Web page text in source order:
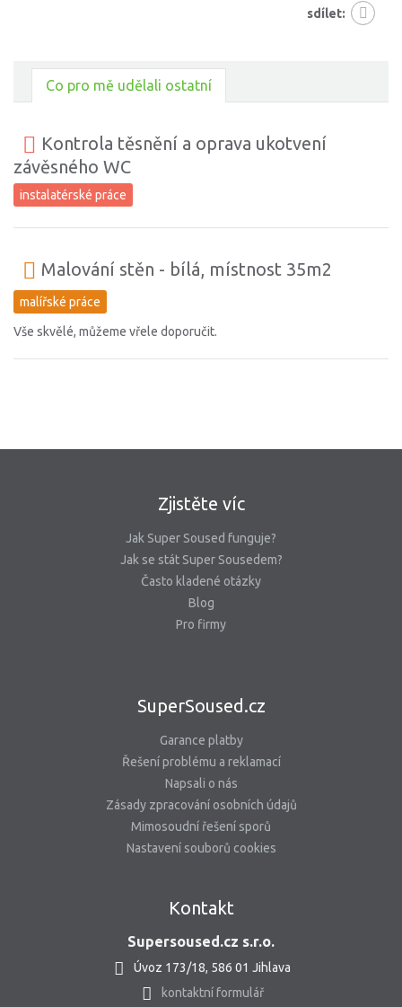
sdílet:
Co pro mě udělali ostatní
Kontrola těsnění a oprava ukotvení
závěsného WC
instalatérské práce
Malování stěn - bílá, místnost 35m2
malířské práce
Vše skvělé, můžeme vřele doporučit.
Zjistěte víc
Jak Super Soused funguje?
Jak se stát Super Sousedem?
Často kladené otázky
Blog
Pro firmy
SuperSoused.cz
Garance platby
Řešení problému a reklamací
Napsali o nás
Zásady zpracování osobních údajů
Mimosoudní řešení sporů
Nastavení souborů cookies
Kontakt
Supersoused.cz s.r.o.
Úvoz 173/18, 586 01 Jihlava
kontaktní formulář